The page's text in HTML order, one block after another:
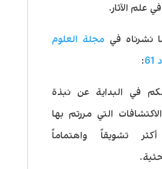
علم الآثار.
نشرناه في مجلة العلوم
:
في البداية عن نبذة
التي مررتم بها
تشويقاً واهتماماً